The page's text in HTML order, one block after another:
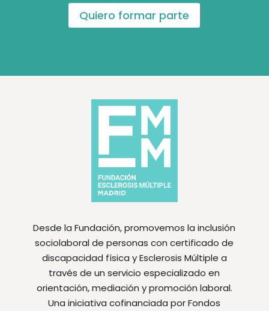
Quiero formar parte
Desde la Fundación, promovemos la inclusión
sociolaboral de personas con certificado de
discapacidad física y Esclerosis Múltiple a
través de un servicio especializado en
orientación, mediación y promoción laboral.
Una iniciativa cofinanciada por Fondos